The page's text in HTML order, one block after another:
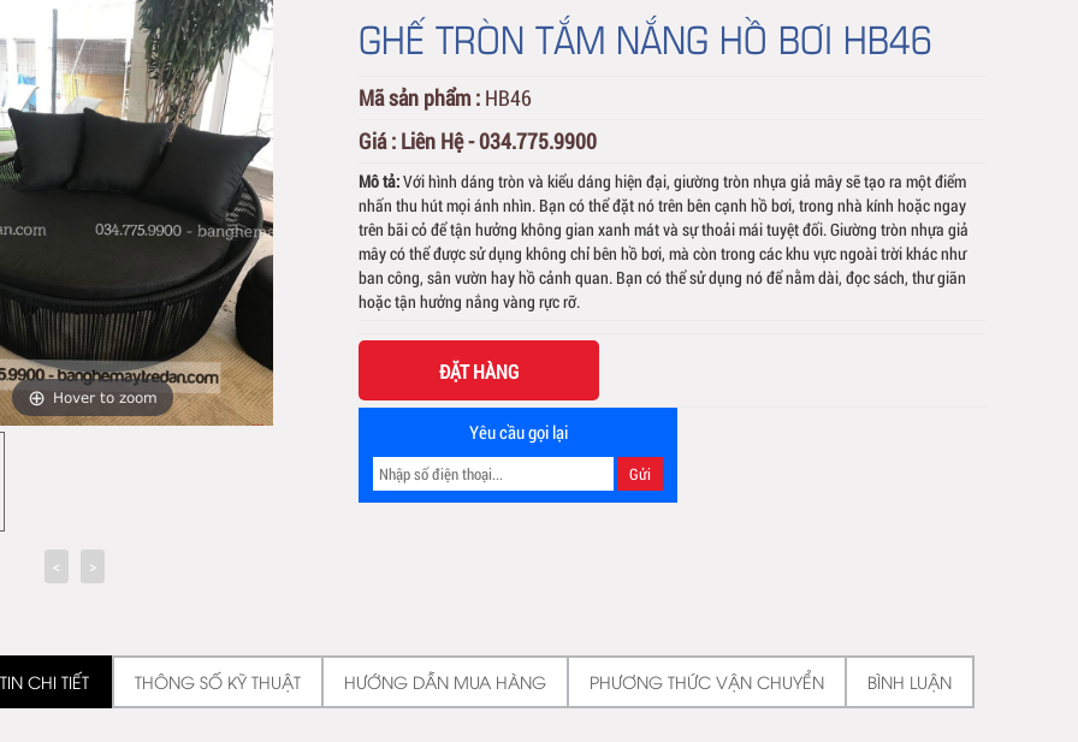
Hover to zoom
GHẾ TRÒN TẮM NẮNG HỒ BƠI HB46
Mã sản phẩm : HB46
Giá : Liên Hệ - 034.775.9900
Mô tả:Với hình dáng tròn và kiểu dáng hiện đại, giường tròn nhựa giả mây sẽ tạo ra một điểm
nhấn thu hút mọi ánh nhìn. Bạn có thể đặt nó trên bên cạnh hồ bơi, trong nhà kính hoặc ngay
trên bãi cỏ để tận hưởng không gian xanh mát và sự thoải mái tuyệt đối. Giường tròn nhựa giả
mây có thể được sử dụng không chỉ bên hồ bơi, mà còn trong các khu vực ngoài trời khác như
ban công, sân vườn hay hồ cảnh quan. Bạn có thể sử dụng nó để nằm dài, đọc sách, thư giãn
hoặc tận hưởng nắng vàng rực rỡ.
ĐẶT HÀNG
Yêu cầu gọi lại
CHI TIẾT THÔNG SỐ KỸ THUẬT HƯỚNG DẪN MUA HÀNG PHƯƠNG THỨC VẬN CHUYỂN BÌNH LUẬN